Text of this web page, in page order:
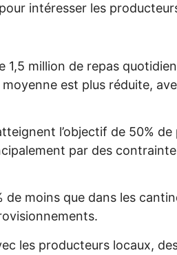
intéresser les
million de repas
est plus réduite,
l’objectif de 50%
par des
de moins que dans les
les producteurs locaux,